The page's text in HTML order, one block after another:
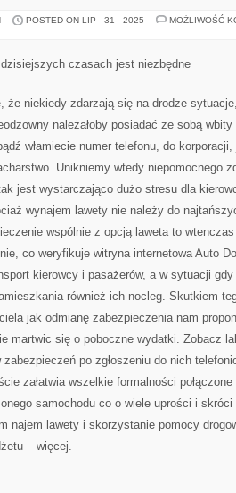
POSTED ON LIP - 31 - 2025
MOŻLIWOŚĆ
czasach jest niezbędne
że niekiedy zdarzają się na drodze
należałoby posiadać ze sobą
włamiecie numer telefonu, do
Unikniemy wtedy niepomocnego
jest wystarczająco dużo stresu dla
wynajem lawety nie należy do
wspólnie z opcją laweta to
co weryfikuje witryna internetowa Auto
kierowcy i pasażerów, a w sytuacji
również ich nocleg. Skutkiem
jak odmianę zabezpieczenia nam
martwic się o poboczne wydatki. Zobacz
zabezpieczeń po zgłoszeniu do nich
załatwia wszelkie formalności
samochodu co o wiele uprości i skróci
najem lawety i skorzystanie pomocy
– więcej.